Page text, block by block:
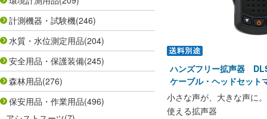
計測機器・試験機(246)
水質・水位測定用品(204)
安全用品・保護装備(245)
森林用品(276)
保安用品・作業用品(496)
ハンズフリー拡声器
ケーブル・ヘッドセット
小さな声が、大きな声に
使える拡声器